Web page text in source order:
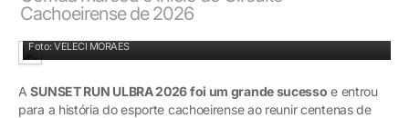
Cachoeirense de 2026
Foto: VELECI MORAES
ASUNSET RUN ULBRA 2026 foi um grande sucesso e entrou
para a história do esporte cachoeirense ao reunir centenas de